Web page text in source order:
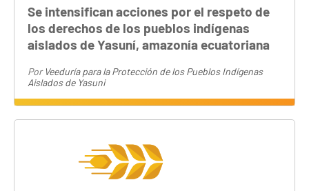
Se intensifican acciones por el respeto de
los derechos de los pueblos indígenas
aislados de Yasuní, amazonía ecuatoriana
Por Veeduría para la Protección de los Pueblos Indígenas
Aislados de Yasuni